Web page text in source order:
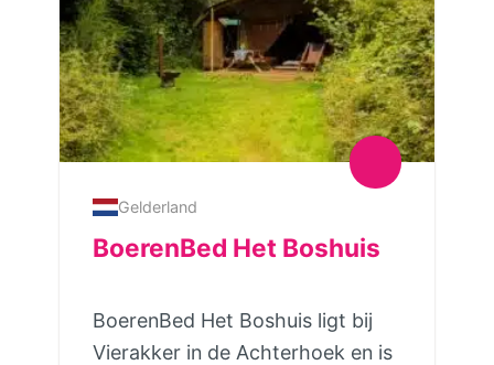
Gelderland
BoerenBed Het Boshuis
BoerenBed Het Boshuis ligt bij
Vierakker in de Achterhoek en is